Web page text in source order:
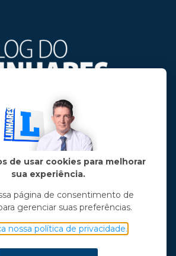
Jr é maranhense.
Jornalismo, estudou filosofia
em ciência política
Notícias
Opinião
de usar cookies para melhorar
sua experiência.
página de consentimento de
gerenciar suas preferências.
nossa política de privacidade.